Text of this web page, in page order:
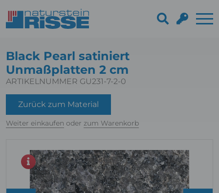
Black Pearl satiniert
Unmaßplatten 2 cm
ARTIKELNUMMER GU231-7-2-0
Zurück zum Material
Weiter einkaufen oder zum Warenkorb